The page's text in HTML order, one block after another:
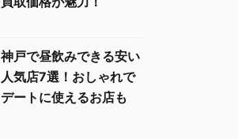
神戸で昼飲みできる安い
人気店7選！おしゃれで
デートに使えるお店も